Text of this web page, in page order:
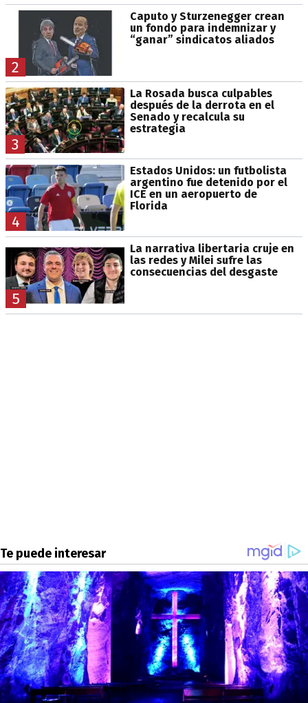
2
Caputo y Sturzenegger crean
un fondo para indemnizar y
“ganar” sindicatos aliados
3
La Rosada busca culpables
después de la derrota en el
Senado y recalcula su
estrategia
4
Estados Unidos: un futbolista
argentino fue detenido por el
ICE en un aeropuerto de
Florida
5
La narrativa libertaria cruje en
las redes y Milei sufre las
consecuencias del desgaste